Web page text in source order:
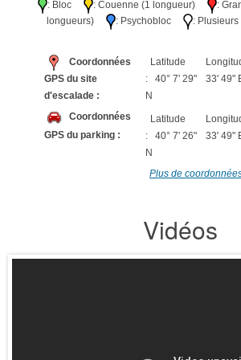
: Bloc : Couenne (1 longueur)
:
longueurs)
: Psychobloc : Plusieurs
Coordonnées
GPS du site
d'escalade :
Latitude
: 40° 7' 29"
N
33' 49"
Coordonnées
GPS du parking :
Latitude
: 40° 7' 26"
N
33' 49"
Plus de
Vidéos